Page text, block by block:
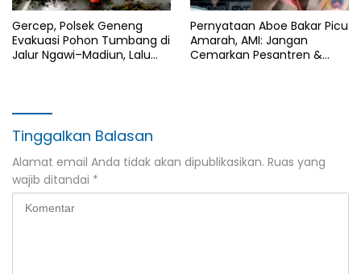
Gercep, Polsek Geneng
Evakuasi Pohon Tumbang di
Jalur Ngawi–Madiun, Lalu
Pernyataan Aboe Bakar Picu
Amarah, AMI: Jangan
Cemarkan Pesantren &
Tinggalkan Balasan
Alamat email Anda tidak akan dipublikasikan. Ruas yang
wajib ditandai *